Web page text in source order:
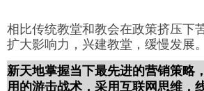
相比传统教堂和教会在政策挤压下
扩大影响力，兴建教堂，缓慢发展。
新天地掌握当下最先进的营销策略
用的游击战术，采用互联网思维，